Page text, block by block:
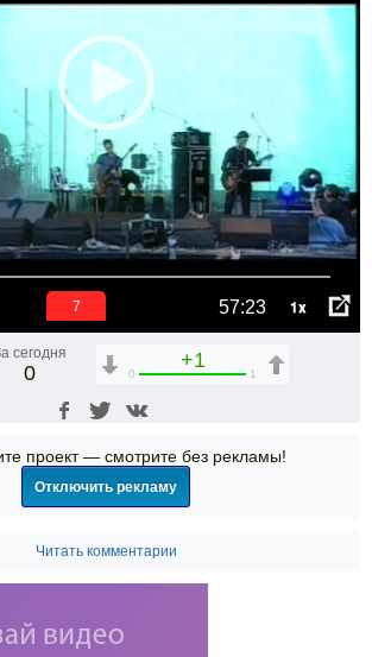
57:23 1x
6
сегодня
0
+1
0 1
проект — смотрите без рекламы!
Отключить рекламу
Читать комментарии